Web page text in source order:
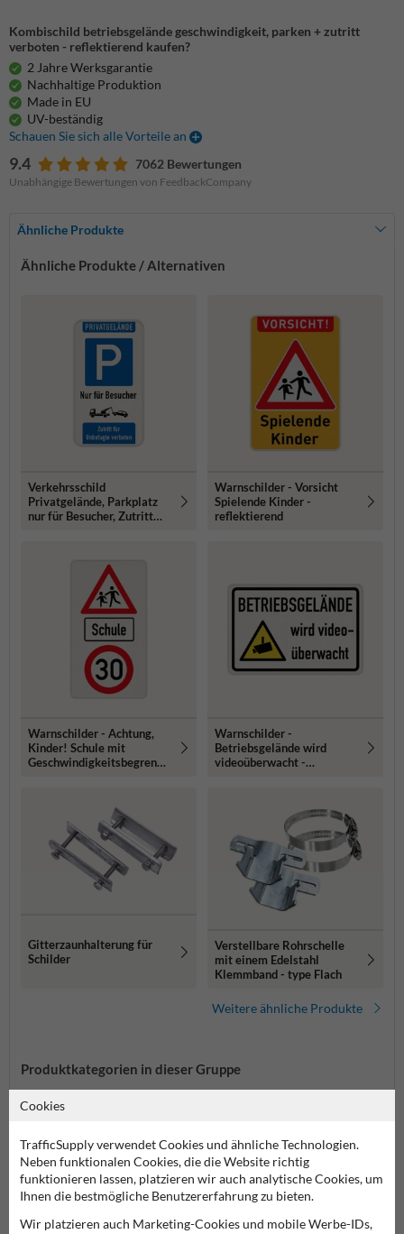
Kombischild betriebsgelände geschwindigkeit, parken + zutritt
verboten - reflektierend kaufen?
2 Jahre Werksgarantie
Nachhaltige Produktion
Made in EU
UV-beständig
Schauen Sie sich alle Vorteile an
9.4 7062 Bewertungen
Unabhängige Bewertungen von FeedbackCompany
Ähnliche Produkte
Ähnliche Produkte / Alternativen
Verkehrsschild
Privatgelände, Parkplatz
nur für Besucher, Zutritt
Warnschilder - Vorsicht
Spielende Kinder -
reflektierend
Warnschilder - Achtung,
Kinder! Schule mit
Geschwindigkeitsbegrenzu
Warnschilder -
Betriebsgelände wird
videoüberwacht -
Gitterzaunhalterung für
Schilder
Verstellbare Rohrschelle
mit einem Edelstahl
Klemmband - type Flach
Weitere ähnliche Produkte
Produktkategorien in dieser Gruppe
Cookies
TrafficSupply verwendet Cookies und ähnliche Technologien.
Neben funktionalen Cookies, die die Website richtig
funktionieren lassen, platzieren wir auch analytische Cookies, um
Ihnen die bestmögliche Benutzererfahrung zu bieten.
Wir platzieren auch Marketing-Cookies und mobile Werbe-IDs,